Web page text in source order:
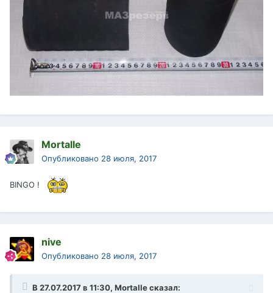
Mortalle
Опубликовано 28 июля, 2017
BINGO !
nive
Опубликовано 28 июля, 2017
В 27.07.2017 в 11:30, Mortalleсказал: